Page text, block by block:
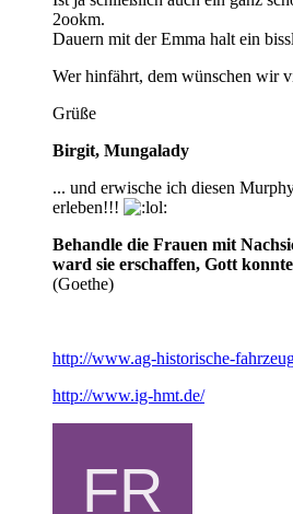
2ookm.
Dauern mit der Emma halt ein
Wer hinfährt, dem wünschen wir
Grüße
Birgit, Mungalady
... und erwische ich diesen
erleben!!!
Behandle die Frauen mit
ward sie erschaffen, Gott
(Goethe)
http://www.ag-historische-
http://www.ig-hmt.de/